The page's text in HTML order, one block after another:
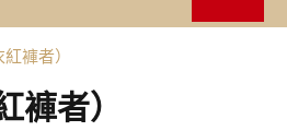
褲者）
褲者）